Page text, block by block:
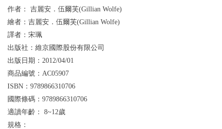
作者： 吉麗安．伍爾芙(Gillian Wolfe)
繪者： 吉麗安．伍爾芙(Gillian Wolfe)
譯者： 宋珮
出版社： 維京國際股份有限公司
出版日期： 2012/04/01
商品編號： AC05907
ISBN： 9789866310706
國際條碼： 9789866310706
適讀年齡： 8~12歲
規格：